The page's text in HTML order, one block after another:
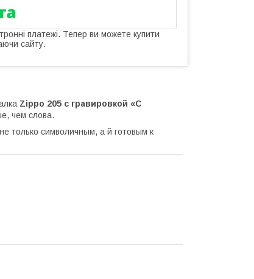
платежі. Тепер ви можете купити
сайту.
Zippo 205 с гравировкой «С
чем слова.
только символичным, а й готовым к